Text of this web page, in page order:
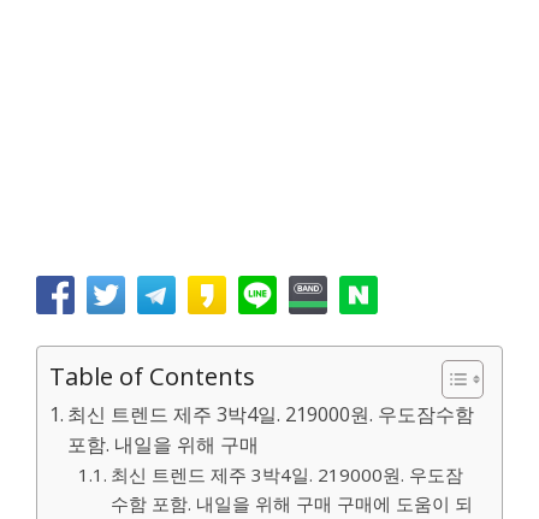
Table of Contents
최신 트렌드 제주 3박4일. 219000원. 우도잠수함
포함. 내일을 위해 구매
최신 트렌드 제주 3박4일. 219000원. 우도잠
수함 포함. 내일을 위해 구매 구매에 도움이 되